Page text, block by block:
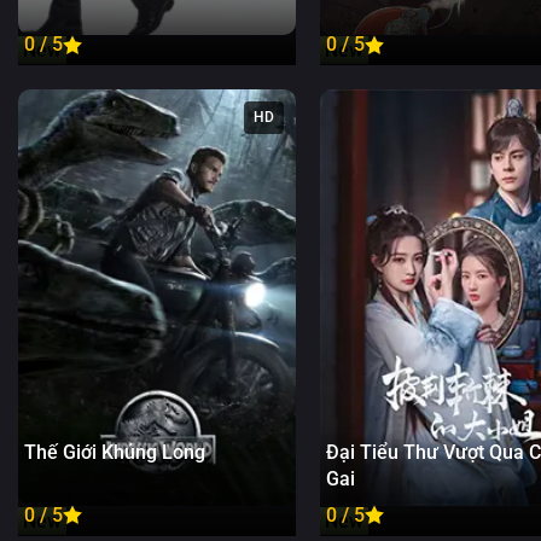
New
0 / 5 New
0 / 5
HD
New
Thế Giới Khủng Long
0 / 5 New
Đại Tiểu Thư Vượt Qua
Gai
0 / 5